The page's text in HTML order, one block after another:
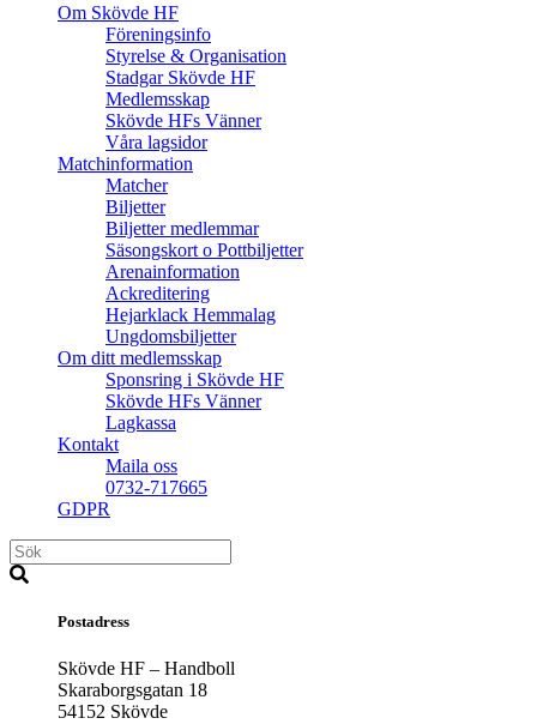
Om Skövde HF
Föreningsinfo
Styrelse & Organisation
Stadgar Skövde HF
Medlemsskap
Skövde HFs Vänner
Våra lagsidor
Matchinformation
Matcher
Biljetter
Biljetter medlemmar
Säsongskort o Pottbiljetter
Arenainformation
Ackreditering
Hejarklack Hemmalag
Ungdomsbiljetter
Om ditt medlemsskap
Sponsring i Skövde HF
Skövde HFs Vänner
Lagkassa
Kontakt
Maila oss
0732-717665
GDPR
Postadress
Skövde HF – Handboll
Skaraborgsgatan 18
54152 Skövde